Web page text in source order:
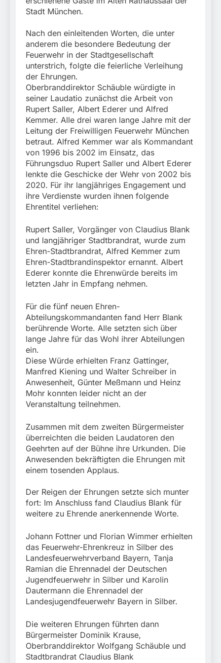
Finanzkontrolle
Verurteilung wegen
Betrugs
geht ins Netz –
Bundespolizei vollstreckt
europäischen
Auslieferungshaftbefehl
Stadt München.
Nach den einleitenden Worten, die unter
anderem die besondere Bedeutung der
Feuerwehr in der Stadtgesellschaft
unterstrich, folgte die feierliche Verleihung
der Ehrungen.
Oberbranddirektor Schäuble würdigte in
seiner Laudatio zunächst die Arbeit von
Rupert Saller, Albert Ederer und Alfred
Kemmer. Alle drei waren lange Jahre mit der
Leitung der Freiwilligen Feuerwehr München
betraut. Alfred Kemmer war als Kommandant
von 1996 bis 2002 im Einsatz, das
Führungsduo Rupert Saller und Albert Ederer
lenkte die Geschicke der Wehr von 2002 bis
2020. Für ihr langjähriges Engagement und
ihre Verdienste wurden ihnen folgende
Ehrentitel verliehen:
Rupert Saller, Vorgänger von Claudius Blank
und langjähriger Stadtbrandrat, wurde zum
Ehren-Stadtbrandrat, Alfred Kemmer zum
Ehren-Stadtbrandinspektor ernannt. Albert
Ederer konnte die Ehrenwürde bereits im
letzten Jahr in Empfang nehmen.
Für die fünf neuen Ehren-
Abteilungskommandanten fand Herr Blank
berührende Worte. Alle setzten sich über
lange Jahre für das Wohl ihrer Abteilungen
ein.
Diese Würde erhielten Franz Gattinger,
Manfred Kiening und Walter Schreiber in
Anwesenheit, Günter Meßmann und Heinz
Mohr konnten leider nicht an der
Veranstaltung teilnehmen.
Zusammen mit dem zweiten Bürgermeister
überreichten die beiden Laudatoren den
Geehrten auf der Bühne ihre Urkunden. Die
Anwesenden bekräftigten die Ehrungen mit
einem tosenden Applaus.
Der Reigen der Ehrungen setzte sich munter
fort: Im Anschluss fand Claudius Blank für
weitere zu Ehrende anerkennende Worte.
Johann Fottner und Florian Wimmer erhielten
das Feuerwehr-Ehrenkreuz in Silber des
Landesfeuerwehrverband Bayern, Tanja
Ramian die Ehrennadel der Deutschen
Jugendfeuerwehr in Silber und Karolin
Dautermann die Ehrennadel der
Landesjugendfeuerwehr Bayern in Silber.
Die weiteren Ehrungen führten dann
Bürgermeister Dominik Krause,
Oberbranddirektor Wolfgang Schäuble und
Stadtbrandrat Claudius Blank